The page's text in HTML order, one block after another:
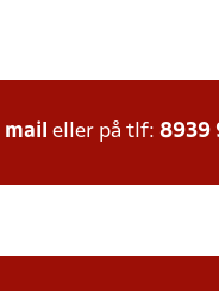
mail eller på tlf: 8939